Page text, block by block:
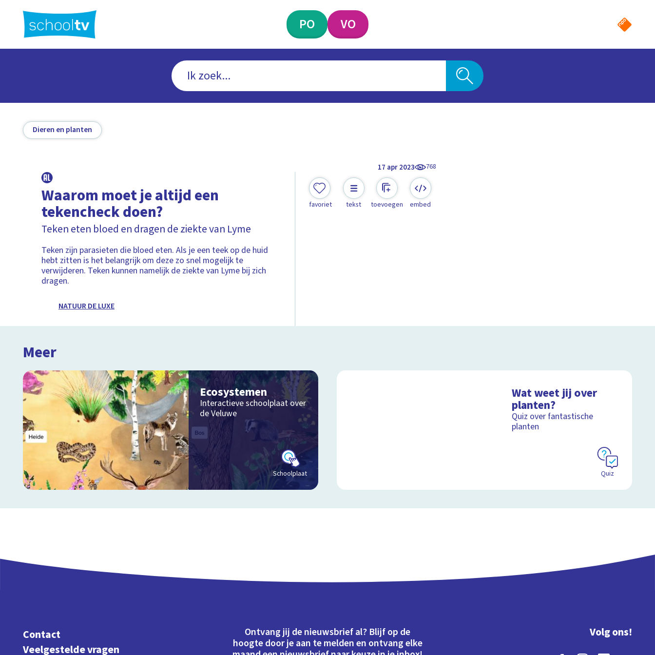
hoofdinhoud
PO VO
Dieren en planten
17 apr 2023 768
Waarom moet je altijd een
tekencheck doen?
Teken eten bloed en dragen de ziekte van Lyme
Teken zijn parasieten die bloed eten. Als je een teek op de huid
hebt zitten is het belangrijk om deze zo snel mogelijk te
verwijderen. Teken kunnen namelijk de ziekte van Lyme bij zich
dragen.
NATUUR DE LUXE
favoriet tekst toevoegen embed
Meer
Ecosystemen
Interactieve schoolplaat over
de Veluwe
Schoolplaat
Wat weet jij over
planten?
Quiz over fantastische
planten
Quiz
Contact
Veelgestelde vragen
Ontvang jij de nieuwsbrief al? Blijf op de
hoogte door je aan te melden en ontvang elke
Volg ons!